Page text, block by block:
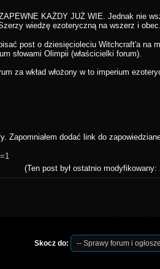
KAŻDY JUŻ WIE. Jednak nie
wiedzę ezoteryczną na wszerz i obec.
post o dziesięcioleciu Witchcraft'a na
słowami Olimpii (właścicielki forum).
za wkład włożony w to imperium
Zapomniałem dodać link do
(Ten post był ostatnio modyfikowany:
Skocz do: